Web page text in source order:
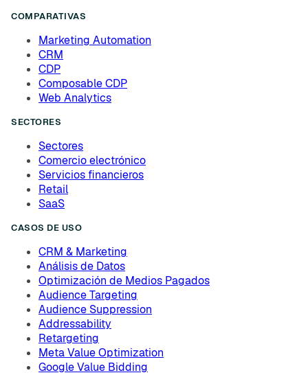
COMPARATIVAS
Marketing Automation
CRM
CDP
Composable CDP
Web Analytics
SECTORES
Sectores
Comercio electrónico
Servicios financieros
Retail
SaaS
CASOS DE USO
CRM & Marketing
Análisis de Datos
Optimización de Medios Pagados
Audience Targeting
Audience Suppression
Addressability
Retargeting
Meta Value Optimization
Google Value Bidding